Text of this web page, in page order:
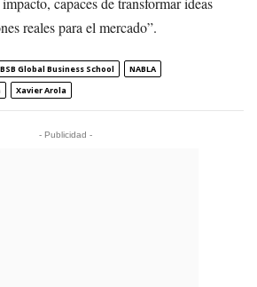
reales para el mercado”.
Global Business School
NABLA
Xavier Arola
- Publicidad -